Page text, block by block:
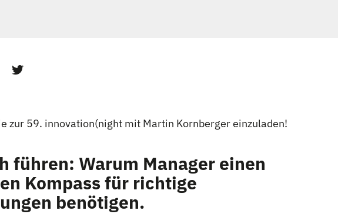
zur 59. innovation(night mit Martin Kornberger einzuladen!
führen: Warum Manager einen
Kompass für richtige
benötigen.